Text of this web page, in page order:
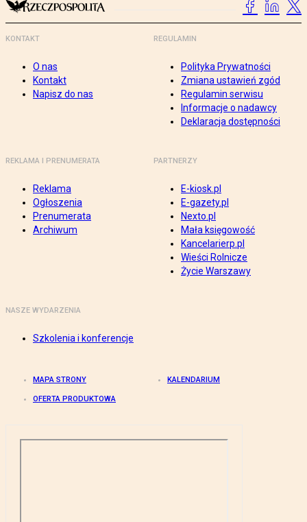
KONTAKT
O nas
Kontakt
Napisz do nas
REGULAMIN
Polityka Prywatności
Zmiana ustawień zgód
Regulamin serwisu
Informacje o nadawcy
Deklaracja dostępności
REKLAMA I PRENUMERATA
Reklama
Ogłoszenia
Prenumerata
Archiwum
PARTNERZY
E-kiosk.pl
E-gazety.pl
Nexto.pl
Mała księgowość
Kancelarierp.pl
Wieści Rolnicze
Życie Warszawy
NASZE WYDARZENIA
Szkolenia i konferencje
MAPA STRONY KALENDARIUM
OFERTA PRODUKTOWA